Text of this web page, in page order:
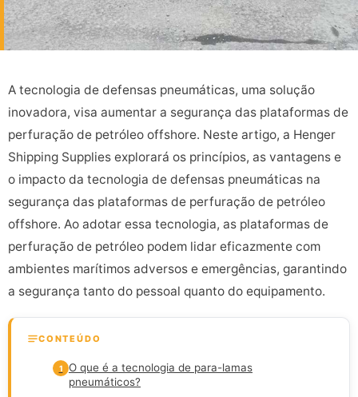
A tecnologia de defensas pneumáticas, uma solução
inovadora, visa aumentar a segurança das plataformas de
perfuração de petróleo offshore. Neste artigo, a Henger
Shipping Supplies explorará os princípios, as vantagens e
o impacto da tecnologia de defensas pneumáticas na
segurança das plataformas de perfuração de petróleo
offshore. Ao adotar essa tecnologia, as plataformas de
perfuração de petróleo podem lidar eficazmente com
ambientes marítimos adversos e emergências, garantindo
a segurança tanto do pessoal quanto do equipamento.
CONTEÚDO
1
O que é a tecnologia de para-lamas
pneumáticos?